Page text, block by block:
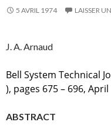
5 AVRIL 1974 LAISSER
J. A. Arnaud
Bell System Technical
), pages 675 – 696,
ABSTRACT